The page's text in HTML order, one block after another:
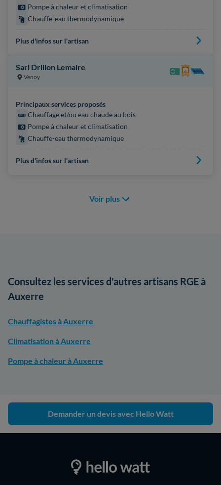
Pompe à chaleur et climatisation
Chauffe-eau thermodynamique
Plus d'infos sur l'artisan
Sarl Drillon Lemaire
Venoy
Principaux services proposés
Chauffage et/ou eau chaude au bois
Pompe à chaleur et climatisation
Chauffe-eau thermodynamique
Plus d'infos sur l'artisan
Voir plus
Consultez les services d'autres artisans RGE à
Auxerre
Chauffagistes à Auxerre
Climatisation à Auxerre
Pompe à chaleur à Auxerre
Demander un devis avec Hello Watt